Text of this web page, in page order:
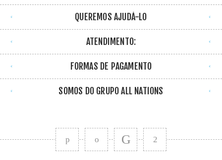
QUEREMOS AJUDÁ-LO
ATENDIMENTO:
FORMAS DE PAGAMENTO
SOMOS DO GRUPO ALL NATIONS